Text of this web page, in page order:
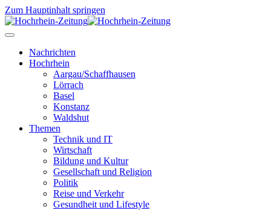
Zum Hauptinhalt springen
Nachrichten
Hochrhein
Aargau/Schaffhausen
Lörrach
Basel
Konstanz
Waldshut
Themen
Technik und IT
Wirtschaft
Bildung und Kultur
Gesellschaft und Religion
Politik
Reise und Verkehr
Gesundheit und Lifestyle